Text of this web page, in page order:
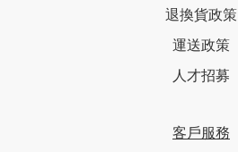
退換貨政策
運送政策
人才招募
客戶服務